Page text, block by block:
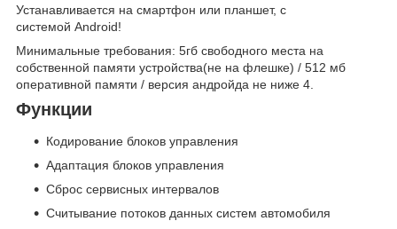
Устанавливается на смартфон или планшет, с
системой Android!
Минимальные требования: 5гб свободного места на
собственной памяти устройства(не на флешке) / 512 мб
оперативной памяти / версия андройда не ниже 4.
Функции
Кодирование блоков управления
Адаптация блоков управления
Сброс сервисных интервалов
Считывание потоков данных систем автомобиля